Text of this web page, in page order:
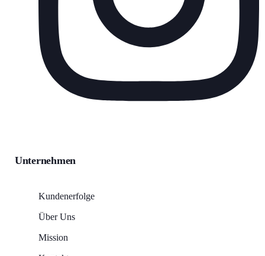
Unternehmen
Kundenerfolge
Über Uns
Mission